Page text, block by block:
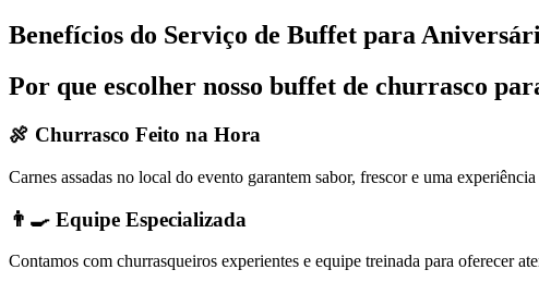
Benefícios do Serviço de Buffet para
Por que escolher nosso buffet de churrasco
🍖 Churrasco Feito na Hora
Carnes assadas no local do evento garantem sabor, frescor e uma
👨‍🍳 Equipe Especializada
Contamos com churrasqueiros experientes e equipe treinada para oferecer